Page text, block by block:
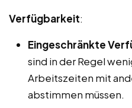
Verfügbarkeit:
Eingeschränkte
sind in der Regel
Arbeitszeiten mit
abstimmen müssen.